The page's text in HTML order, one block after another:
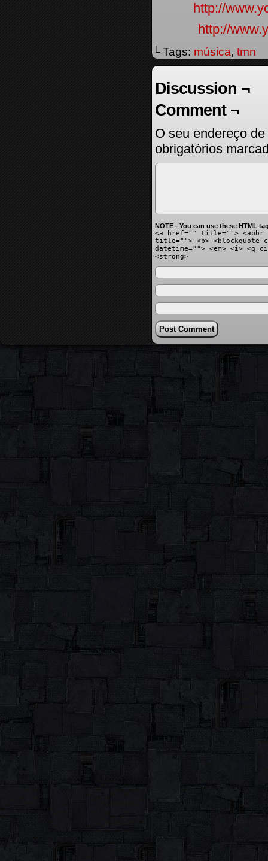
http://
http://
└ Tags: música, tmn
Discussion ¬
Comment ¬
O seu endereço
obrigatórios
NOTE - You can use these HTML
<a href="" title=""> <abbr
title=""> <b> <blockquote
datetime=""> <em> <i> <q
<strong>